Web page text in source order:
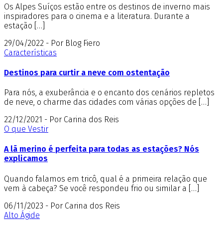
Os Alpes Suíços estão entre os destinos de inverno mais
inspiradores para o cinema e a literatura. Durante a
estação […]
29/04/2022 - Por Blog Fiero
Características
Destinos para curtir a neve com ostentação
Para nós, a exuberância e o encanto dos cenários repletos
de neve, o charme das cidades com várias opções de […]
22/12/2021 - Por Carina dos Reis
O que Vestir
A lã merino é perfeita para todas as estações? Nós
explicamos
Quando falamos em tricô, qual é a primeira relação que
vem à cabeça? Se você respondeu frio ou similar a […]
06/11/2023 - Por Carina dos Reis
Alto Ágide